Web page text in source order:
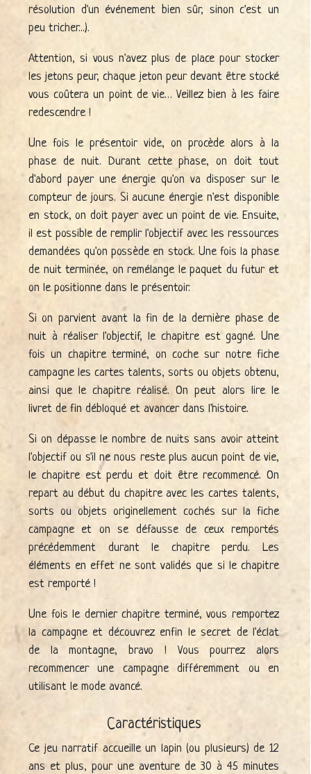
résolution d'un événement bien sûr, sinon c'est un
peu tricher...).
Attention, si vous n'avez plus de place pour stocker
les jetons peur, chaque jeton peur devant être stocké
vous coûtera un point de vie… Veillez bien à les faire
redescendre !
Une fois le présentoir vide, on procède alors à la
phase de nuit. Durant cette phase, on doit tout
d'abord payer une énergie qu'on va disposer sur le
compteur de jours. Si aucune énergie n'est disponible
en stock, on doit payer avec un point de vie. Ensuite,
il est possible de remplir l'objectif avec les ressources
demandées qu'on possède en stock. Une fois la phase
de nuit terminée, on remélange le paquet du futur et
on le positionne dans le présentoir.
Si on parvient avant la fin de la dernière phase de
nuit à réaliser l'objectif, le chapitre est gagné. Une
fois un chapitre terminé, on coche sur notre fiche
campagne les cartes talents, sorts ou objets obtenu,
ainsi que le chapitre réalisé. On peut alors lire le
livret de fin débloqué et avancer dans l'histoire.
Si on dépasse le nombre de nuits sans avoir atteint
l'objectif ou s'il ne nous reste plus aucun point de vie,
le chapitre est perdu et doit être recommencé. On
repart au début du chapitre avec les cartes talents,
sorts ou objets originellement cochés sur la fiche
campagne et on se défausse de ceux remportés
précédemment durant le chapitre perdu. Les
éléments en effet ne sont validés que si le chapitre
est remporté !
Une fois le dernier chapitre terminé, vous remportez
la campagne et découvrez enfin le secret de l'éclat
de la montagne, bravo ! Vous pourrez alors
recommencer une campagne différemment ou en
utilisant le mode avancé.
Caractéristiques
Ce jeu narratif accueille un lapin (ou plusieurs) de 12
ans et plus, pour une aventure de 30 à 45 minutes